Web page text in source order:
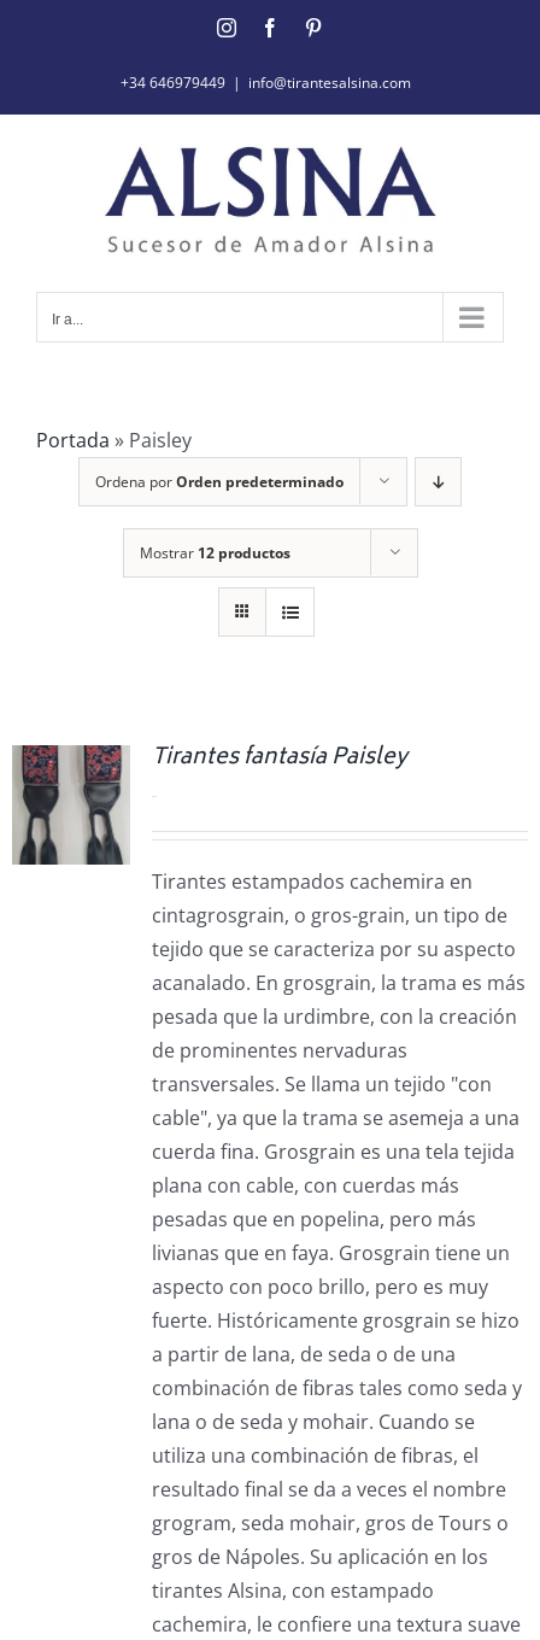
InstagramFacebook
+34 646979449 | info@tirantesalsina.com
Ir a...
Portada » Paisley
Ordena porOrden predeterminado
Mostrar 12 productos
Tirantes fantasía Paisley
Tirantes estampados cachemira en
cintagrosgrain, o gros-grain, un tipo de
tejido que se caracteriza por su aspecto
acanalado. En grosgrain, la trama es más
pesada que la urdimbre, con la creación
de prominentes nervaduras
transversales. Se llama un tejido "con
cable", ya que la trama se asemeja a una
cuerda fina. Grosgrain es una tela tejida
plana con cable, con cuerdas más
pesadas que en popelina, pero más
livianas que en faya. Grosgrain tiene un
aspecto con poco brillo, pero es muy
fuerte. Históricamente grosgrain se hizo
a partir de lana, de seda o de una
combinación de fibras tales como seda y
lana o de seda y mohair. Cuando se
utiliza una combinación de fibras, el
resultado final se da a veces el nombre
grogram, seda mohair, gros de Tours o
gros de Nápoles. Su aplicación en los
tirantes Alsina, con estampado
cachemira, le confiere una textura suave